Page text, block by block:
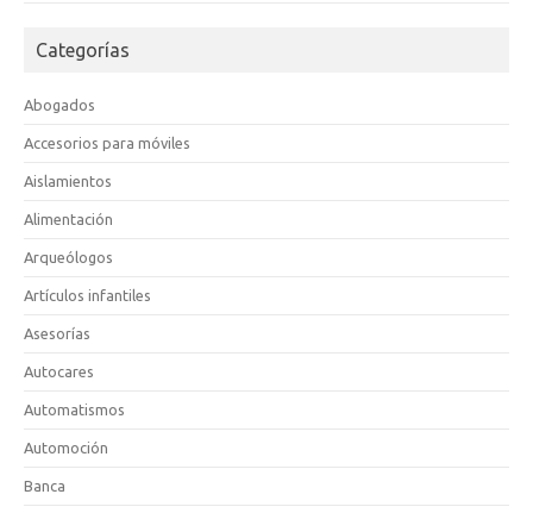
Categorías
Abogados
Accesorios para móviles
Aislamientos
Alimentación
Arqueólogos
Artículos infantiles
Asesorías
Autocares
Automatismos
Automoción
Banca